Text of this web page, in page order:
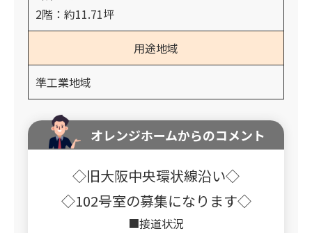
2階：約11.71坪
用途地域
準工業地域
オレンジホームからのコメント
◇旧大阪中央環状線沿い◇
◇102号室の募集になります◇
■接道状況